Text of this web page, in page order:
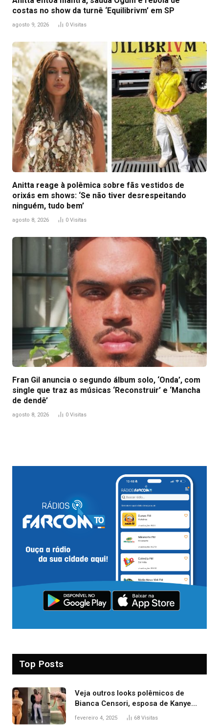
costas no show da turnê ‘Equilibrivm’ em SP
agosto 9, 2026 0 Visitas
Anitta reage à polêmica sobre fãs vestidos de
orixás em shows: ‘Se não tiver desrespeitando
ninguém, tudo bem’
agosto 8, 2026 0 Visitas
Fran Gil anuncia o segundo álbum solo, ‘Onda’, com
single que traz as músicas ‘Reconstruir’ e ‘Mancha
de dendê’
agosto 8, 2026 0 Visitas
Top Posts
Veja outros looks polêmicos de
Bianca Censori, esposa de Kanye
West que apareceu nua no Grammy
fevereiro 4, 2025 68 Visitas